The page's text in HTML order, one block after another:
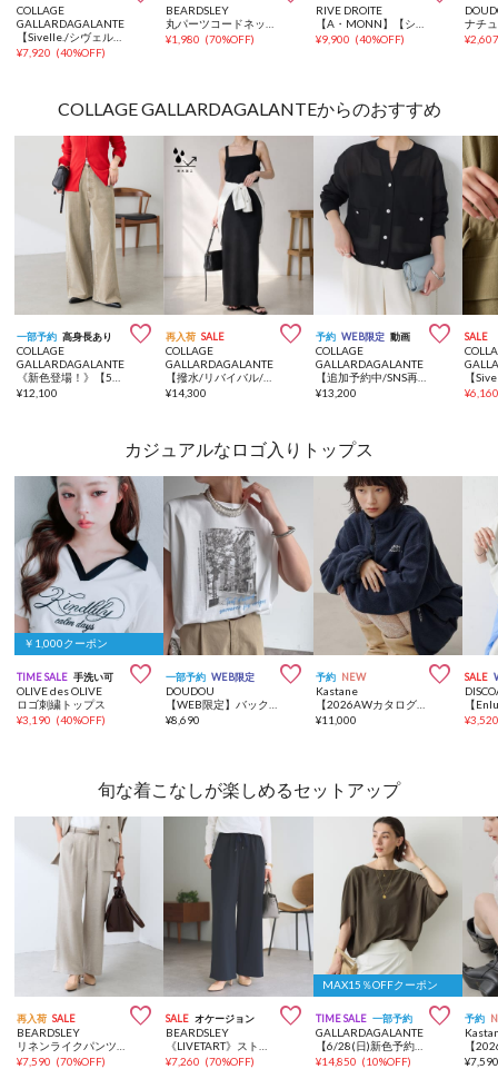
COLLAGE
GALLARDAGALANTE
¥7,920 (40%OFF)
BEARDSLEY
¥1,980 (70%OFF)
RIVE DROITE
¥9,900 (40%OFF) ¥
COLLAGE GALLARDAGALANTEからのおすすめ
一部予約 高身長あり 
COLLAGE
GALLARDAGALANTE
¥12,100
再入荷 SALE 
COLLAGE
GALLARDAGALANTE
¥14,300
予約 WEB限定 動画 
COLLAGE
GALLARDAGALANTE
【追加予約中/SNS再生回数170万】スキッパーメッシュメタルボタンカーディガン
¥13,200
SALE
¥
カジュアルなロゴ入りトップス
￥1,000クーポン
TIME SALE 手洗い可 
OLIVE des OLIVE
ロゴ刺繍トップス
¥3,190 (40%OFF)
一部予約 WEB限定 
DOUDOU
¥8,690
予約 NEW 
Kastane
【2026AWカタログ/セットアップ対応】ビーズロゴフリーストップス
¥11,000
SALE
¥
旬な着こなしが楽しめるセットアップ
再入荷 SALE 
BEARDSLEY
¥7,590 (70%OFF)
SALE オケージョン 
BEARDSLEY
¥7,260 (70%OFF)
MAX15％OFFクーポン
TIME SALE 一部予約 
GALLARDAGALANTE
【6/28(日)新色予約開始】【セットアップ対応】夏に最適！ドルマンジャージープルオーバー
¥14,850 (10%OFF)
予約
¥